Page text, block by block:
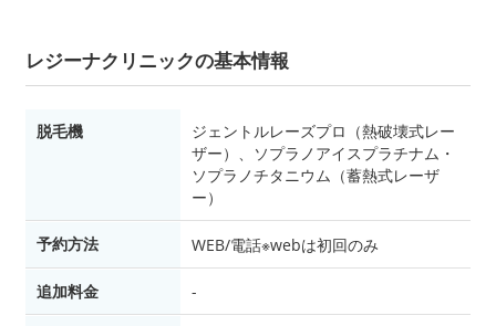
レジーナクリニックの基本情報
脱毛機
ジェントルレーズプロ（熱破壊式レー
ザー）、ソプラノアイスプラチナム・
ソプラノチタニウム（蓄熱式レーザ
ー）
予約方法 WEB/電話※webは初回のみ
追加料金 -